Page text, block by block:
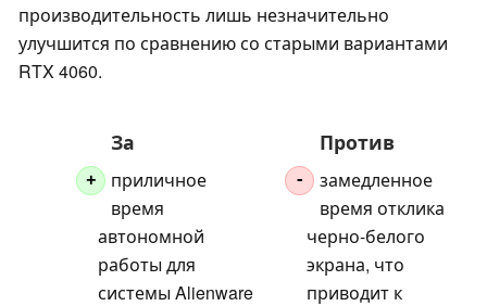
производительность лишь незначительно
улучшится по сравнению со старыми вариантами
RTX 4060.
За
+
приличное
время
автономной
работы для
системы Alienware
Против
-
замедленное
время отклика
черно-белого
экрана, что
приводит к